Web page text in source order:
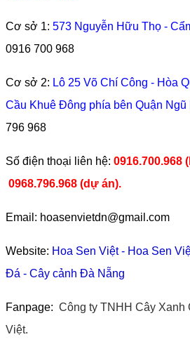
Cơ sở 1: 573 Nguyễn Hữu Thọ -
0916 700 968
Cơ sở 2: Lô 25 Võ Chí Công - Hòa
Cầu Khuê Đông phía bên Quận
796 968
​Số điện thoại liên hệ: 0916.700.968
0968.796.968 (dự án).
Email: hoasenvietdn@gmail.com
Website: Hoa Sen Việt- Hoa Sen
Đá - Cây cảnh Đà Nẵng
Fanpage: Công ty TNHH Cây Xanh
Việt.